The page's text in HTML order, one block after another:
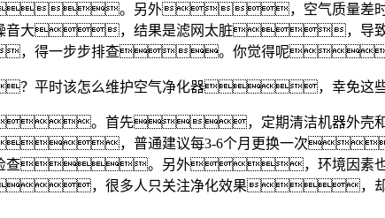
。另外，空气质量差时
大，结果是滤网太脏，导
得一步步排查。你觉得呢
时该怎么维护空气净化器，幸免
。首先，定期清洁机器外壳和
，普通建议每3-6个月更换一次
查。另外，环境因素
，很多人只关注净化效果，却